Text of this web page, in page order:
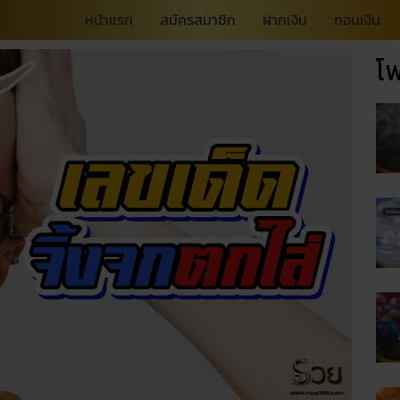
หน้าแรก สมัครสมาชิก ฝากเงิน ถอนเงิน
โ